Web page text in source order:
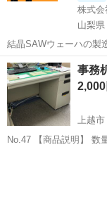
株式
山梨
結晶SAWウェーハの製
120日＆土日祝休み！
◎正社員登用制度あり！
人気の工場のお仕事 ◇
山梨 国母駅 そ
事務
2,000
上越市
No.47 【商品説明】 数量：1台 サイズ：1200W×700D×700H （右サ